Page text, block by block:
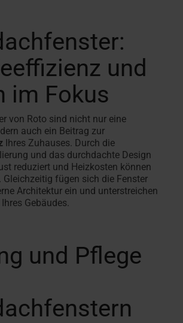
und
im Fokus
von Roto sind nicht nur eine
auch ein Beitrag zur
Ihres Zuhauses. Durch die
und das durchdachte Design
reduziert und Heizkosten können
Gleichzeitig fügen sich die Fenster
Architektur ein und unterstreichen
Gebäudes.
und Pflege